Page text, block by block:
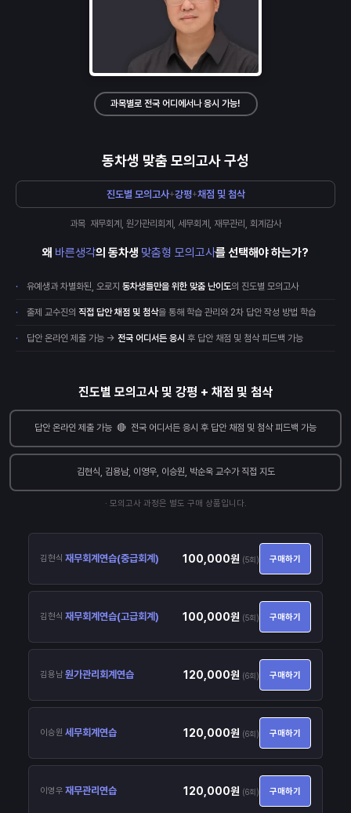
과목별로 전국 어디에서나 응시 가능!
동차생 맞춤 모의고사 구성
진도별 모의고사+강평+채점 및 첨삭
과목 재무회계, 원가관리회계, 세무회계, 재무관리, 회계감사
왜 바른생각의 동차생 맞춤형 모의고사를 선택해야 하는가?
유예생과 차별화된, 오로지 동차생들만을 위한 맞춤 난이도의 진도별 모의고사
출제 교수진의 직접 답안 채점 및 첨삭을 통해 학습 관리와 2차 답안 작성 방법 학습
답안 온라인 제출 가능 → 전국 어디서든 응시 후 답안 채점 및 첨삭 피드백 가능
진도별 모의고사 및 강평 + 채점 및 첨삭
답안 온라인 제출 가능 🔴 전국 어디서든 응시 후 답안 채점 및 첨삭 피드백 가능
김현식, 김용남, 이영우, 이승원, 박순욱 교수가 직접 지도
· 모의고사 과정은 별도 구매 상품입니다.
김현식 재무회계연습(중급회계) 100,000원 (5회) 구매하기
김현식 재무회계연습(고급회계) 100,000원 (5회) 구매하기
김용남 원가관리회계연습 120,000원 (6회) 구매하기
이승원 세무회계연습 120,000원 (6회) 구매하기
이영우 재무관리연습 120,000원 (6회) 구매하기